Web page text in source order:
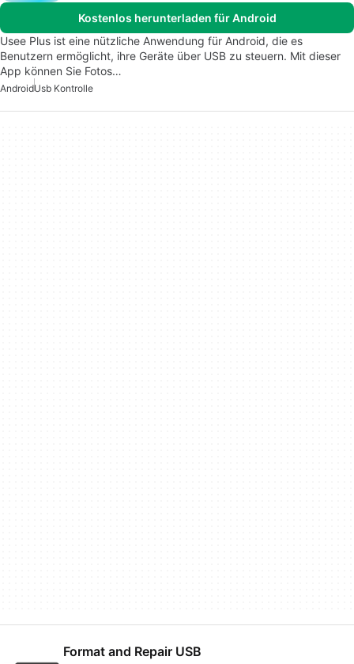
Kostenlos herunterladen für Android
Usee Plus ist eine nützliche Anwendung für Android, die es
Benutzern ermöglicht, ihre Geräte über USB zu steuern. Mit dieser
App können Sie Fotos…
AndroidUsb Kontrolle
Format and Repair USB